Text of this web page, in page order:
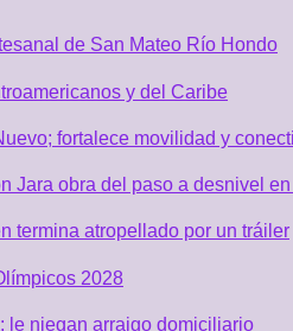
de San Mateo Río Hondo
y del Caribe
fortalece movilidad y
Jara obra del paso a desnivel
termina atropellado por un tráiler
2028
le niegan arraigo domiciliario